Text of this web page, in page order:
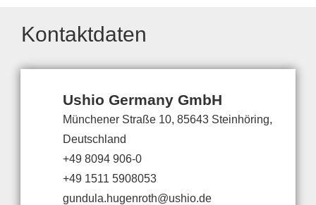
Kontaktdaten
Ushio Germany GmbH
Münchener Straße 10, 85643 Steinhöring,
Deutschland
+49 8094 906-0
+49 1511 5908053
gundula.hugenroth@ushio.de